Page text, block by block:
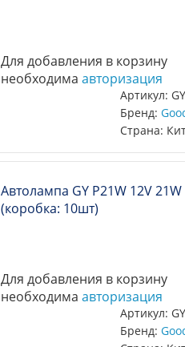
Для добавления в корзину
необходима авторизация
Артикул:
Бренд:
Страна:
Автолампа GY P21W 12V 21W
(коробка: 10шт)
Для добавления в корзину
необходима авторизация
Артикул:
Бренд: